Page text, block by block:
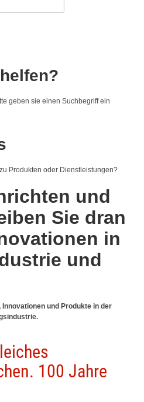
geben sie einen Suchbegriff ein
Produkten oder Dienstleistungen?
und
Sie dran
in
und
und Produkte in der
100 Jahre